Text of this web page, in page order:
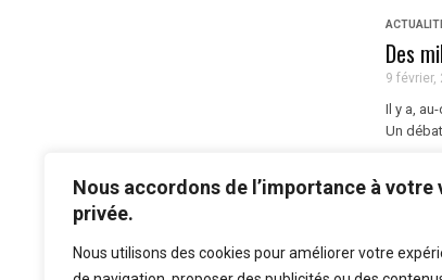
Nous accordons de l’importance à votre
privée.
Nous utilisons des cookies pour améliorer votre
Des
9 février,
Il y a,
Un